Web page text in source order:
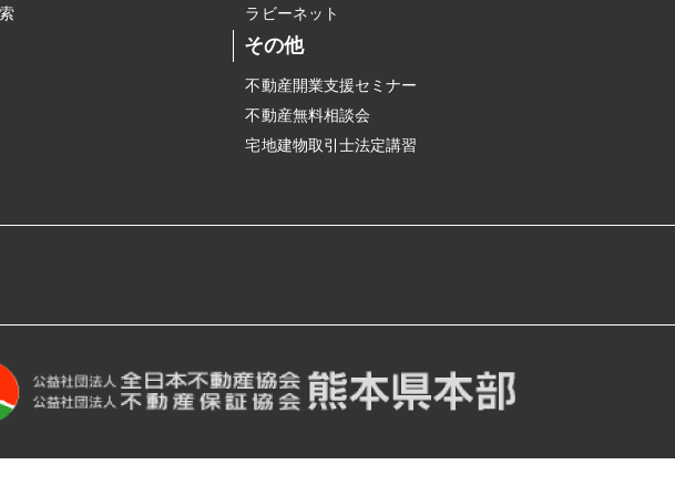
ラビーネット
その他
不動産開業支援セミナー
不動産無料相談会
宅地建物取引士法定講習